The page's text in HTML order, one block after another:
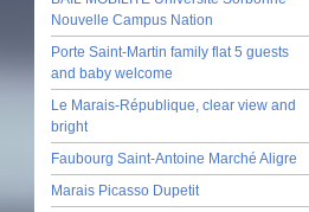
Nouvelle Campus Nation
Porte Saint-Martin family flat 5 guests
and baby welcome
Le Marais-République, clear view and
bright
Faubourg Saint-Antoine Marché Aligre
Marais Picasso Dupetit